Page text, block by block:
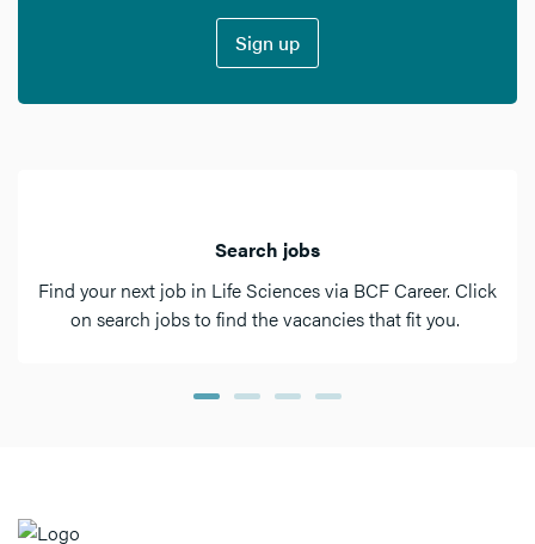
Sign up
Search jobs
Find your next job in Life Sciences via BCF Career. Click
on search jobs to find the vacancies that fit you.